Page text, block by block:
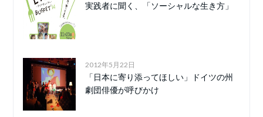
実践者に聞く、「ソーシャルな生き方」
2012年5月22日
「日本に寄り添ってほしい」ドイツの州
劇団俳優が呼びかけ